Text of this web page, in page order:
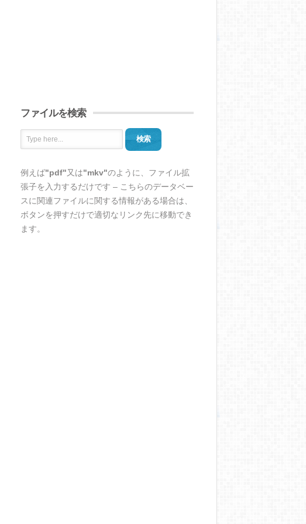
ファイルを検索
検索
例えば"pdf"又は"mkv"のように、ファイル拡
張子を入力するだけです – こちらのデータベー
スに関連ファイルに関する情報がある場合は、
ボタンを押すだけで適切なリンク先に移動でき
ます。